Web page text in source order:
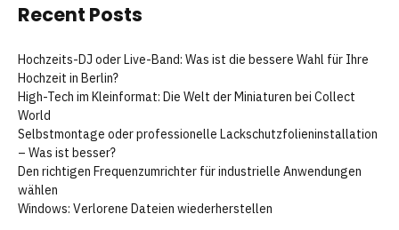
Recent Posts
Hochzeits-DJ oder Live-Band: Was ist die bessere Wahl für Ihre
Hochzeit in Berlin?
High-Tech im Kleinformat: Die Welt der Miniaturen bei Collect
World
Selbstmontage oder professionelle Lackschutzfolieninstallation
– Was ist besser?
Den richtigen Frequenzumrichter für industrielle Anwendungen
wählen
Windows: Verlorene Dateien wiederherstellen